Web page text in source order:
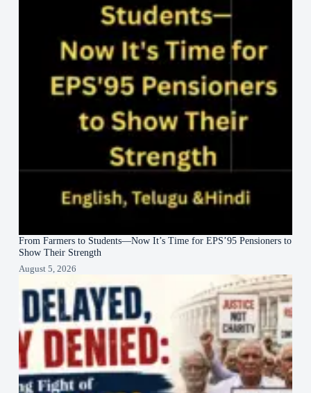
From Farmers to Students—Now It’s Time for EPS’95 Pensioners to
Show Their Strength
August 5, 2026